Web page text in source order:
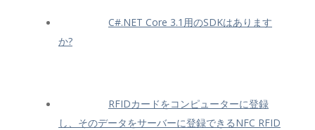
C#.NET Core 3.1用のSDKはあります
か?
RFIDカードをコンピューターに登録
し、そのデータをサーバーに登録できるNFC RFID